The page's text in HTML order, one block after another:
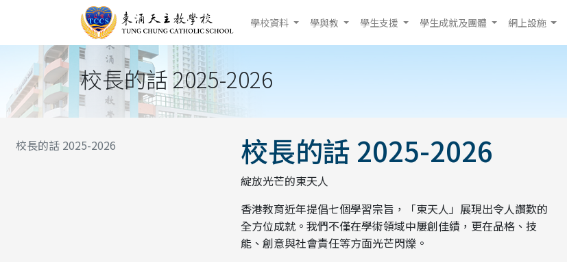
學校資料 學與教 學生支援 學生成就及團體 網上設施
校長的話 2025-2026
校長的話 2025-2026 校長的話 2025-2026
綻放光芒的東天人
香港教育近年提倡七個學習宗旨，「東天人」展現出令人讚歎的
全方位成就。我們不僅在學術領域中屢創佳績，更在品格、技
能、創意與社會責任等方面光芒閃爍。